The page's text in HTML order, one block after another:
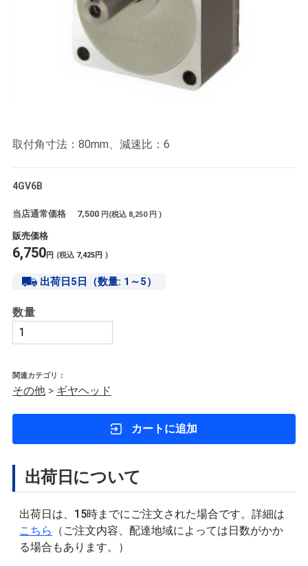
取付角寸法：80mm、減速比：6
4GV6B
当店通常価格 7,500 円(税込 8,250 円 )
販売価格
6,750円 (税込 7,425円 )
出荷日5日（数量: 1～5）
数量
関連カテゴリ：
その他> ギヤヘッド
カートに追加
出荷日について
出荷日は、15時までにご注文された場合です。詳細は
こちら
（ご注文内容、配達地域によっては日数がかか
る場合もあります。）